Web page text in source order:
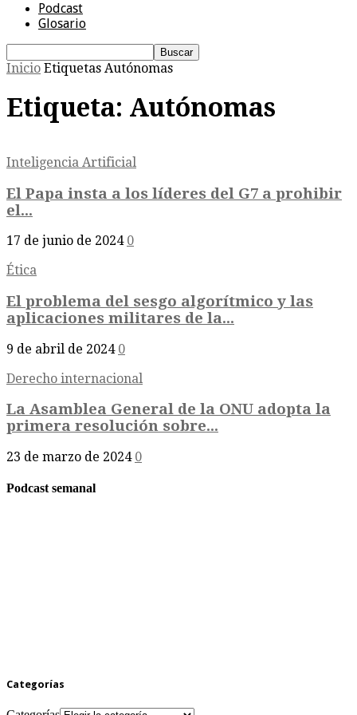
Podcast
Glosario
Inicio Etiquetas Autónomas
Etiqueta: Autónomas
Inteligencia Artificial
El Papa insta a los líderes del G7 a prohibir
el...
17 de junio de 2024 0
Ética
El problema del sesgo algorítmico y las
aplicaciones militares de la...
9 de abril de 2024 0
Derecho internacional
La Asamblea General de la ONU adopta la
primera resolución sobre...
23 de marzo de 2024 0
Podcast semanal
Categorías